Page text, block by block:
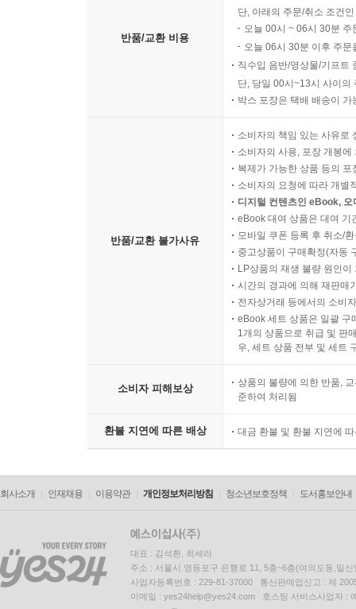
반품/교환 비용
단, 아래의 주문/취소 조건
오늘 00시 ~ 06시 30분
오늘 06시 30분 이후 주
직수입 음반/영상물/기프트
단, 당일 00시~13시 사이의
박스 포장은 택배 배송이
반품/교환 불가사유
소비자의 책임 있는 사유로
소비자의 사용, 포장 개봉
복제가 가능한 상품 등의
소비자의 요청에 따라 개별
디지털 컨텐츠인 eBook,
eBook 대여 상품은 대여 기
모바일 쿠폰 등록 후 취소/
중고상품이 구매확정(자동
LP상품의 재생 불량 원인
시간의 경과에 의해 재판매
전자상거래 등에서의 소비
eBook 세트 상품은 일괄 구
1개의 상품으로 취급 및 판
우, 세트 상품 전부 및 세트
소비자 피해보상
상품의 불량에 의한 반품,
준하여 처리됨
환불 지연에 따른 배상 대금 환불 및 환불 지연에
회사소개 인재채용 이용약관 개인정보처리방침 청소년보호정책 도서홍보안내
대표 : 김석환, 최세라
주소 : 서울시 영등포구 은행로 11, 5층~6층(여의도동,일신
사업자등록번호 : 229-81-37000 통신판매업신고 : 제
이메일 : yes24help@yes24.com 호스팅 서비스사업자 :